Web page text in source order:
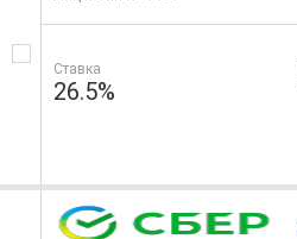
Ставка
26.5%